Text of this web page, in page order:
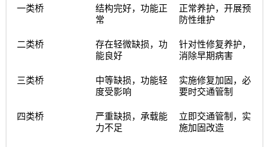
一类桥
结构完好，功能正
常
正常养护，开展预
防性维护
二类桥
存在轻微缺损，功
能良好
针对性修复养护，
消除早期病害
三类桥
中等缺损，功能轻
度受影响
实施修复加固，必
要时交通管制
四类桥
严重缺损，承载能
力不足
立即交通管制，实
施加固改造